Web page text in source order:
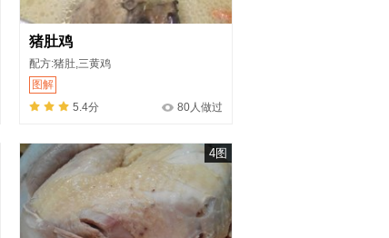
猪肚鸡
配方:猪肚,三黄鸡
图解
5.4分
80人做过
4图